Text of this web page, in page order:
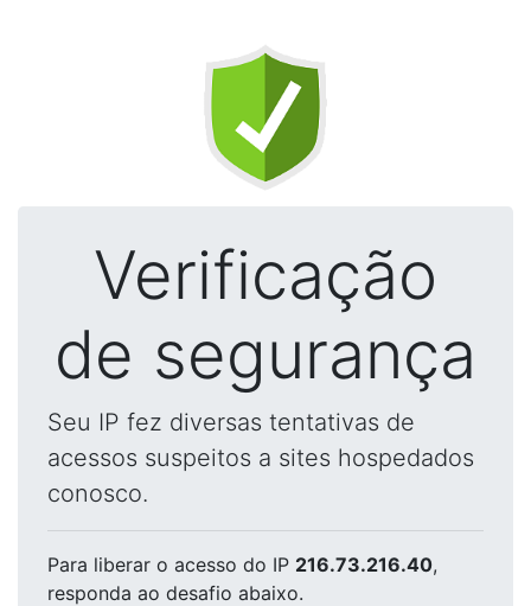
Verificação
de segurança
Seu IP fez diversas tentativas de
acessos suspeitos a sites hospedados
conosco.
Para liberar o acesso do IP 216.73.216.40,
responda ao desafio abaixo.